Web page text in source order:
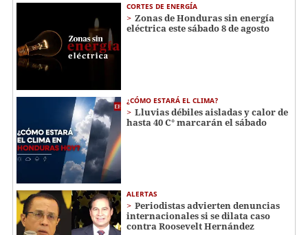
CORTES DE ENERGÍA
Zonas de Honduras sin energía
eléctrica este sábado 8 de agosto
¿CÓMO ESTARÁ EL CLIMA?
Lluvias débiles aisladas y calor de
hasta 40 C° marcarán el sábado
ALERTAS
Periodistas advierten denuncias
internacionales si se dilata caso
contra Roosevelt Hernández